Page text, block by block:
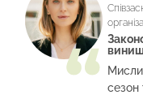
сезон